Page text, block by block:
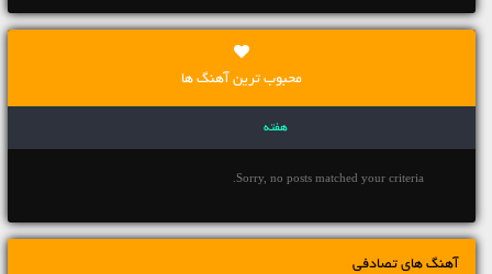
محبوب ترین آهنگ ها
هفته
Sorry, no posts matched your criteria.
آهنگ های تصادفی